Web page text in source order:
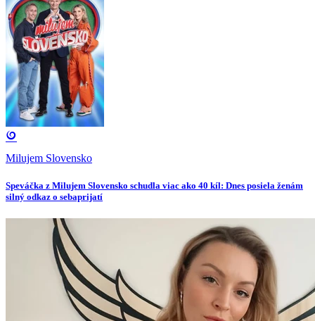
Milujem Slovensko
Speváčka z Milujem Slovensko schudla viac ako 40 kíl: Dnes posiela ženám
silný odkaz o sebaprijatí